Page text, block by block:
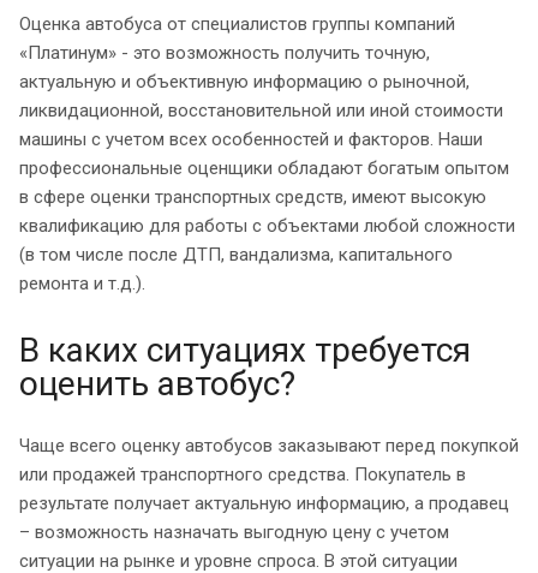
Оценка автобуса от специалистов группы компаний
«Платинум» - это возможность получить точную,
актуальную и объективную информацию о рыночной,
ликвидационной, восстановительной или иной стоимости
машины с учетом всех особенностей и факторов. Наши
профессиональные оценщики обладают богатым опытом
в сфере оценки транспортных средств, имеют высокую
квалификацию для работы с объектами любой сложности
(в том числе после ДТП, вандализма, капитального
ремонта и т.д.).
В каких ситуациях требуется
оценить автобус?
Чаще всего оценку автобусов заказывают перед покупкой
или продажей транспортного средства. Покупатель в
результате получает актуальную информацию, а продавец
– возможность назначать выгодную цену с учетом
ситуации на рынке и уровне спроса. В этой ситуации